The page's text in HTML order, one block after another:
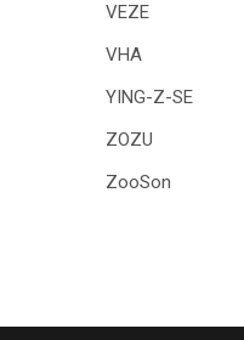
VEZE
VHA
YING-Z-SE
ZOZU
ZooSon